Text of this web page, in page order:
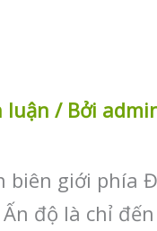
luận / Bởi
biên giới phía
độ là chỉ